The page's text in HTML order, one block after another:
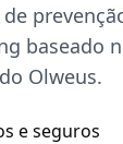
baseado
Olweus.
e seguros